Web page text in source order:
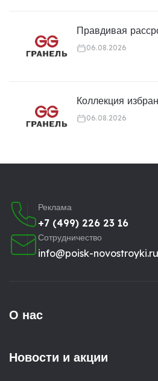
Правдивая
06.08.2026
Коллекция
06.08.2026
Реклама
+7 (499) 226 23 16
Сотрудничество
info@poisk-novostroyki.ru
О нас
Новости и акции